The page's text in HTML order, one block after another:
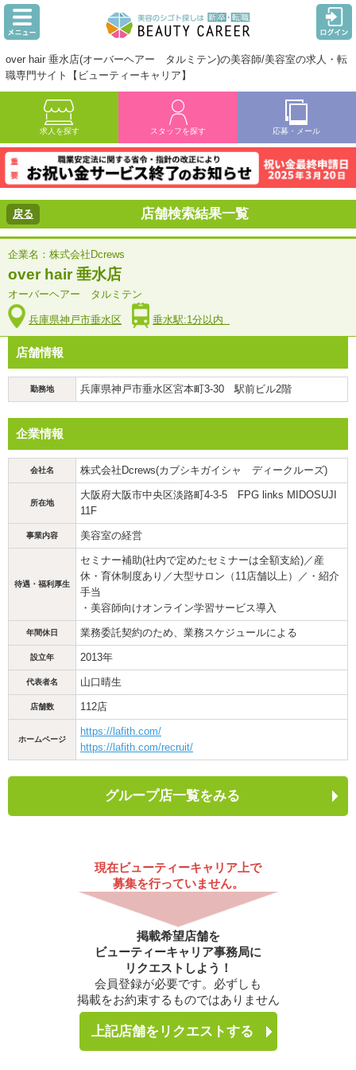
over hair 垂水店(オーバーヘアー タルミテン)の美容師/美容室の求人・転
職専門サイト【ビューティーキャリア】
求人を探す スタッフを探す 応募・メール
戻る 店舗検索結果一覧
企業名：株式会社Dcrews
over hair 垂水店
オーバーヘアー タルミテン
兵庫県神戸市垂水区 垂水駅:1分以内
店舗情報
勤務地 兵庫県神戸市垂水区宮本町3-30 駅前ビル2階
企業情報
会社名 株式会社Dcrews(カブシキガイシャ ディークルーズ)
所在地
大阪府大阪市中央区淡路町4-3-5 FPG links MIDOSUJI
11F
事業内容 美容室の経営
待遇・福利厚生
セミナー補助(社内で定めたセミナーは全額支給)／産
休・育休制度あり／大型サロン（11店舗以上）／・紹介
手当
・美容師向けオンライン学習サービス導入
年間休日 業務委託契約のため、業務スケジュールによる
設立年 2013年
代表者名 山口晴生
店舗数 112店
ホームページ
https://lafith.com/
https://lafith.com/recruit/
グループ店一覧をみる
現在ビューティーキャリア上で
募集を行っていません。
掲載希望店舗を
ビューティーキャリア事務局に
リクエストしよう！
会員登録が必要です。必ずしも
掲載をお約束するものではありません
上記店舗をリクエストする